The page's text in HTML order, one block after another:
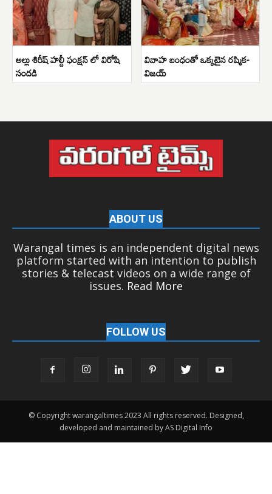
అల్లు శిరీష్ హల్దీ ఫంక్షన్ లో విరోషి
సందడి
వివాహ బంధంతో ఒక్కటైన రష్మిక-
విజయ్
ABOUT US
Warangal times is an independent digital news
platform started with an intention to publish
stories & telecast videos on a wide range of
issues. Read More
FOLLOW US
© Copyright warangaltimes 2023 All rights reserved. Designed,
developed and maintained by AS Digital Info